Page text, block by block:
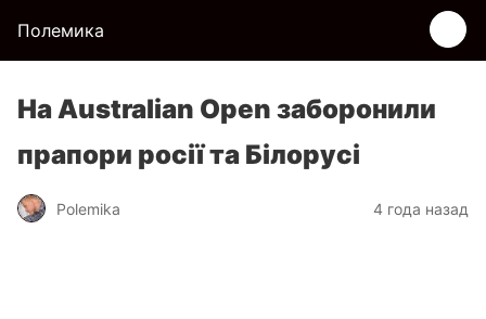
Полемика
На Australian Open заборонили
прапори росії та Білорусі
Polemika 4 года назад